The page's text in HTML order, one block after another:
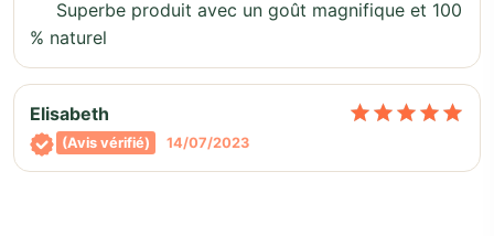
Superbe produit avec un goût magnifique et 100
% naturel
Elisabeth
(Avis vérifié) 14/07/2023